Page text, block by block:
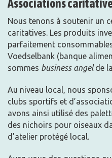
Associations
Nous tenons à soutenir un
caritatives. Les produits
parfaitement
Voedselbank (banque
sommes business angelde
Au niveau local, nous
clubs sportifs et
avons ainsi utilisé des
des nichoirs pour oiseaux
d’atelier protégé local.